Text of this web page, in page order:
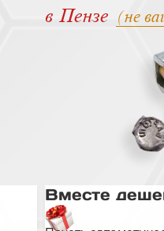
в Пензе (не
Вместе